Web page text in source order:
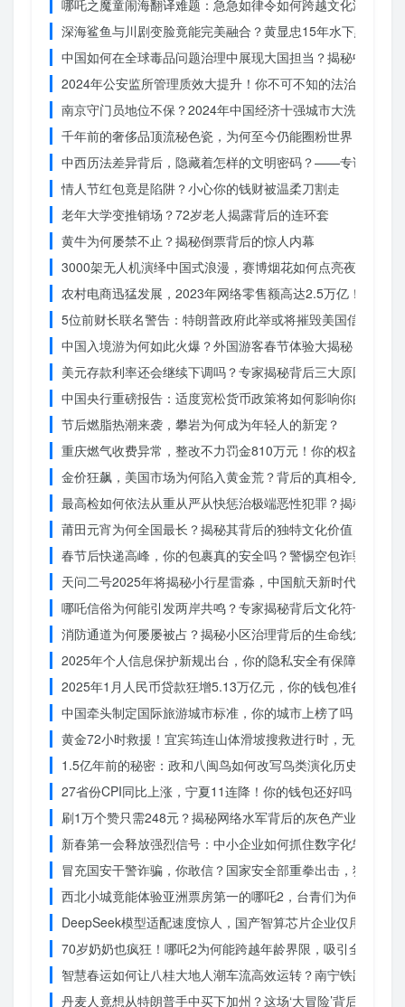
哪吒之魔童闹海翻译难题：急急如律令如何跨越文化鸿沟？
深海鲨鱼与川剧变脸竟能完美融合？黄显忠15年水下默剧惊
中国如何在全球毒品问题治理中展现大国担当？揭秘中国方
2024年公安监所管理质效大提升！你不可不知的法治文明新
南京守门员地位不保？2024年中国经济十强城市大洗牌
千年前的奢侈品顶流秘色瓷，为何至今仍能圈粉世界？揭秘
中西历法差异背后，隐藏着怎样的文明密码？——专访南京
情人节红包竟是陷阱？小心你的钱财被温柔刀割走
老年大学变推销场？72岁老人揭露背后的连环套
黄牛为何屡禁不止？揭秘倒票背后的惊人内幕
3000架无人机演绎中国式浪漫，赛博烟花如何点亮夜空？
农村电商迅猛发展，2023年网络零售额高达2.5万亿！你还在
5位前财长联名警告：特朗普政府此举或将摧毁美国信誉？
中国入境游为何如此火爆？外国游客春节体验大揭秘
美元存款利率还会继续下调吗？专家揭秘背后三大原因
中国央行重磅报告：适度宽松货币政策将如何影响你的消费？
节后燃脂热潮来袭，攀岩为何成为年轻人的新宠？
重庆燃气收费异常，整改不力罚金810万元！你的权益被侵犯
金价狂飙，美国市场为何陷入黄金荒？背后的真相令人
最高检如何依法从重从严从快惩治极端恶性犯罪？揭秘重大
莆田元宵为何全国最长？揭秘其背后的独特文化价值
春节后快递高峰，你的包裹真的安全吗？警惕空包诈骗
天问二号2025年将揭秘小行星雷淼，中国航天新时代即将开
哪吒信俗为何能引发两岸共鸣？专家揭秘背后文化符号的力量
消防通道为何屡屡被占？揭秘小区治理背后的生命线危机
2025年个人信息保护新规出台，你的隐私安全有保障了吗？
2025年1月人民币贷款狂增5.13万亿元，你的钱包准备好了吗
中国牵头制定国际旅游城市标准，你的城市上榜了吗？
黄金72小时救援！宜宾筠连山体滑坡搜救进行时，无人机遥
1.5亿年前的秘密：政和八闽鸟如何改写鸟类演化历史？
27省份CPI同比上涨，宁夏11连降！你的钱包还好吗？
刷1万个赞只需248元？揭秘网络水军背后的灰色产业链
新春第一会释放强烈信号：中小企业如何抓住数字化转型的
冒充国安干警诈骗，你敢信？国家安全部重拳出击，犯罪团
西北小城竟能体验亚洲票房第一的哪吒2，台青们为何如此惊
DeepSeek模型适配速度惊人，国产智算芯片企业仅用一周
70岁奶奶也疯狂！哪吒2为何能跨越年龄界限，吸引全民观影
智慧春运如何让八桂大地人潮车流高效运转？南宁铁路枢纽
丹麦人竟想从特朗普手中买下加州？这场‘大冒险’背后藏着什